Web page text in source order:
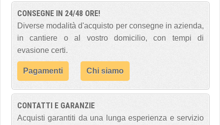
CONSEGNE IN 24/48 ORE!
Diverse modalità d'acquisto per consegne in azienda,
in cantiere o al vostro domicilio, con tempi di
evasione certi.
Pagamenti Chi siamo
CONTATTI E GARANZIE
Acquisti garantiti da una lunga esperienza e servizio